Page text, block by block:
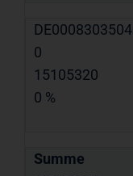
DE0008303504
0
15105320
0 %
Summe